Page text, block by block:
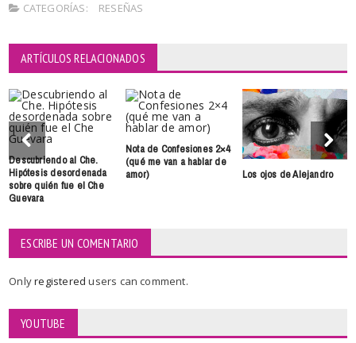
CATEGORÍAS: RESEÑAS
ARTÍCULOS RELACIONADOS
Descubriendo al Che.
Hipótesis desordenada
sobre quién fue el Che
Guevara
Nota de Confesiones 2×4
(qué me van a hablar de
amor) Los ojos de Alejandro
ESCRIBE UN COMENTARIO
Onlyregisteredusers can comment.
YOUTUBE